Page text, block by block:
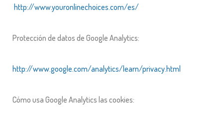
http://www.youronlinechoices.com/es/
Protección de datos de Google Analytics:
http://www.google.com/analytics/learn/privacy.html
Cómo usa Google Analytics las cookies: